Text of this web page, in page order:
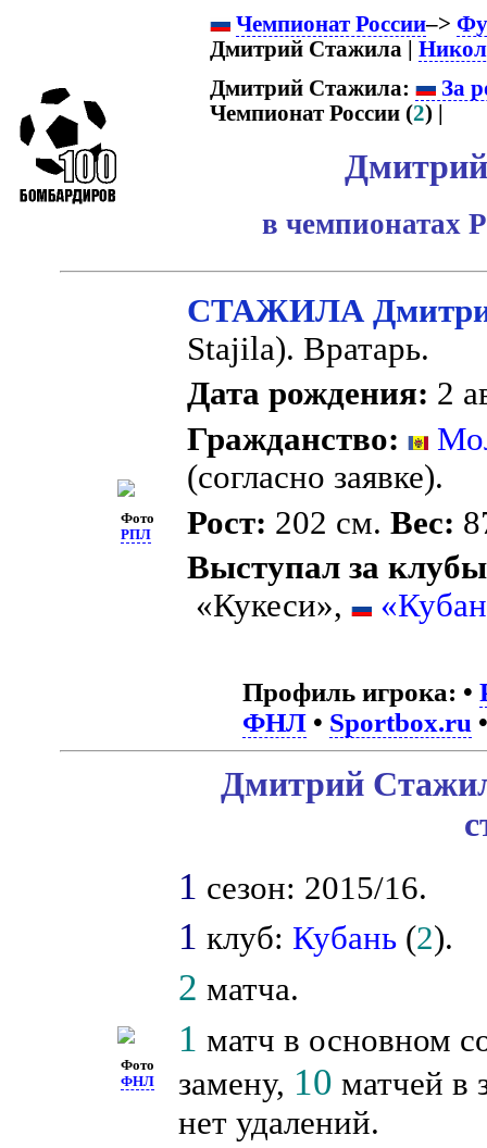
Чемпионат России–>
Дмитрий Стажила |
Дмитрий Стажила:
За
Чемпионат России (2) |
в чемпионатах
Фото
РПЛ
СТАЖИЛА
Stajila). Вратарь.
Дата рождения: 2
Гражданство:
(согласно заявке).
Рост: 202 см.Вес:
Выступал за
«Кукеси»,
Профиль игрока: •
ФНЛ• Sportbox.ru
Фото
ФНЛ
Дмитрий
1 сезон: 2015/16.
1 клуб: Кубань (2).
2 матча.
1 матч в основном
замену, 10 матчей в
нет удалений.